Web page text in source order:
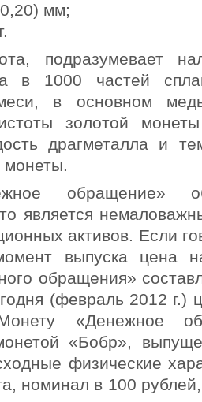
мм;
подразумевает
в 1000 частей
в основном
золотой
драгметалла и
монеты.
обращение»
является
активов. Если
выпуска цена
обращения»
(февраль 2012 г.)
«Денежное
«Бобр»,
физические
номинал в 100